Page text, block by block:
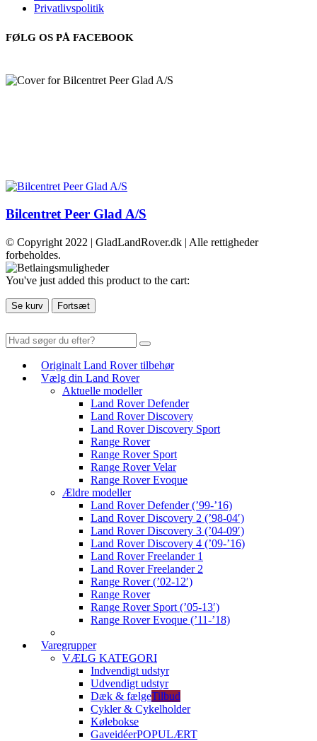
Privatlivspolitik
FØLG OS PÅ FACEBOOK
Bilcentret Peer Glad A/S
© Copyright 2022 | GladLandRover.dk | Alle rettigheder
forbeholdes.
You've just added this product to the cart:
Se kurv Fortsæt
Originalt Land Rover tilbehør
Vælg din Land Rover
Aktuelle modeller
Land Rover Defender
Land Rover Discovery
Land Rover Discovery Sport
Range Rover
Range Rover Sport
Range Rover Velar
Range Rover Evoque
Ældre modeller
Land Rover Defender (’99-’16)
Land Rover Discovery 2 (’98-04′)
Land Rover Discovery 3 (’04-09′)
Land Rover Discovery 4 (’09-’16)
Land Rover Freelander 1
Land Rover Freelander 2
Range Rover (’02-12′)
Range Rover
Range Rover Sport (’05-13′)
Range Rover Evoque (’11-’18)
Varegrupper
VÆLG KATEGORI
Indvendigt udstyr
Udvendigt udstyr
Dæk & fælgeTilbud
Cykler & Cykelholder
Kølebokse
GaveidéerPOPULÆRT